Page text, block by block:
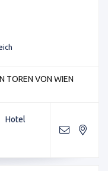
TOREN VON WIEN
Hotel